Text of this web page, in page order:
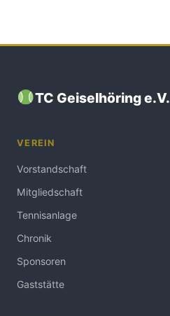
TC Geiselhöring e.V.
VEREIN
Vorstandschaft
Mitgliedschaft
Tennisanlage
Chronik
Sponsoren
Gaststätte